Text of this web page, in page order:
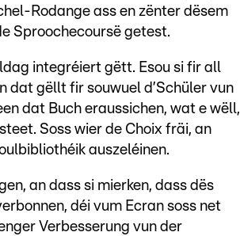
Rodange ass en zënter dësem
Sproochecoursë getest.
integréiert gëtt. Esou si fir all
dat gëllt fir souwuel d’Schüler vun
dat Buch eraussichen, wat e wëll,
Soss wier de Choix fräi, an
auszeléinen.
an dass si mierken, dass dës
déi vum Ecran soss net
Verbesserung vun der